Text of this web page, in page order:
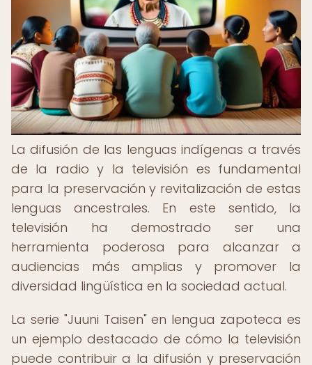
La difusión de las lenguas indígenas a través
de la radio y la televisión es fundamental
para la preservación y revitalización de estas
lenguas ancestrales. En este sentido, la
televisión ha demostrado ser una
herramienta poderosa para alcanzar a
audiencias más amplias y promover la
diversidad lingüística en la sociedad actual.
La serie "Juuni Taisen" en lengua zapoteca es
un ejemplo destacado de cómo la televisión
puede contribuir a la difusión y preservación